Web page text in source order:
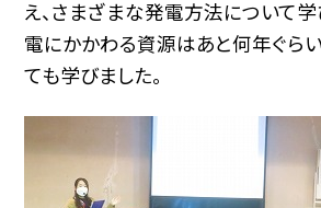
え、さまざまな発電方法について学
電にかかわる資源はあと何年ぐら
ても学びました。